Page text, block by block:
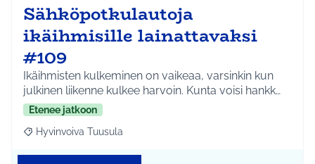
Sähköpotkulautoja
ikäihmisille lainattavaksi
#109
Ikäihmisten kulkeminen on vaikeaa, varsinkin kun
julkinen liikenne kulkee harvoin. Kunta voisi hankk…
Etenee jatkoon
Rajaa tulokset aihepiirin mukaan: Hyvinvoiva Tuusula
Hyvinvoiva Tuusula